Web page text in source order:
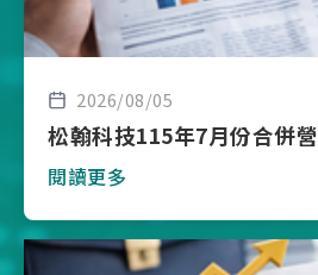
2026/08/05
松翰科技115年7月份合併
閱讀更多